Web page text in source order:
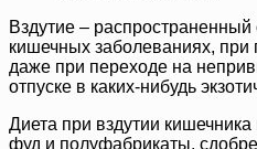
Вздутие –
кишечных заболеваниях, при
даже при переходе на
отпуске в каких-нибудь
Диета при вздутии
фуд и полуфабрикаты,